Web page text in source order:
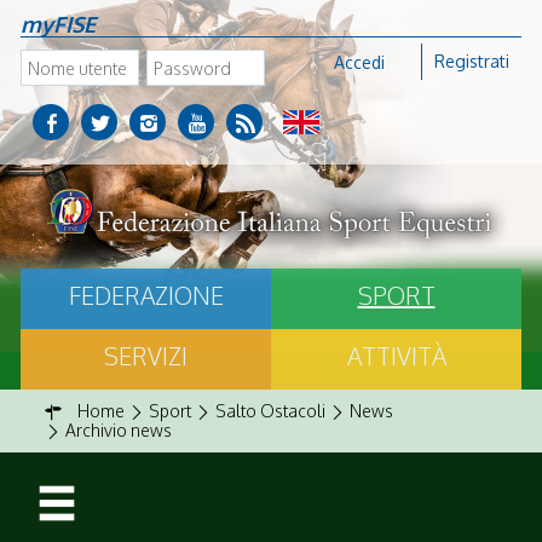
myFISE
Accedi Registrati
FEDERAZIONE
SPORT
SERVIZI
ATTIVITÀ
Home Sport Salto Ostacoli
News
Archivio news